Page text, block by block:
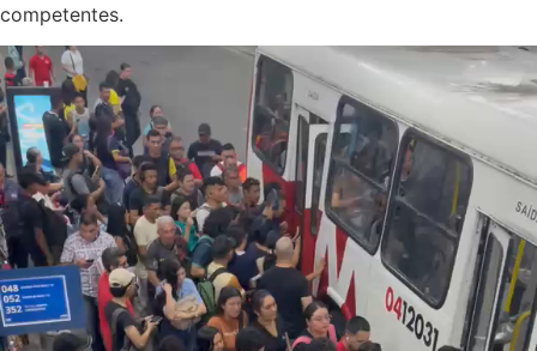
competentes.
Tocador
de
vídeo